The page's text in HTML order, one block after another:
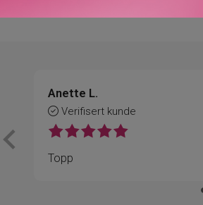
Anette L.
Verifisert kunde
Topp